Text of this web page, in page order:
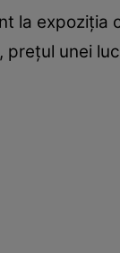
la
unei